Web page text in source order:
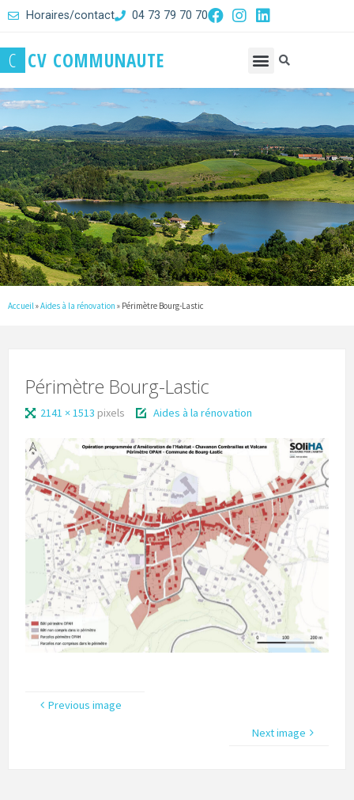
Horaires/contact 04 73 79 70 70
C CV COMMUNAUTE
Accueil »Aides à la rénovation » Périmètre Bourg-Lastic
Périmètre Bourg-Lastic
2141 × 1513 pixels Aides à la rénovation
Previous image
Next image